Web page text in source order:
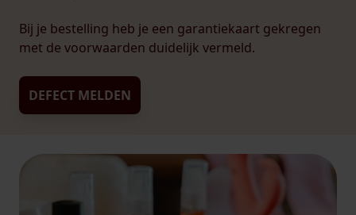
Bij je bestelling heb je een garantiekaart gekregen
met de voorwaarden duidelijk vermeld.
DEFECT MELDEN